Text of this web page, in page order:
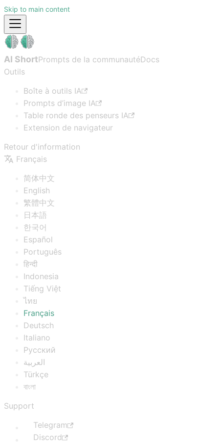
Skip to main content
AI ShortPrompts de la communautéDocs
Outils
Boîte à outils IA
Prompts d’image IA
Table ronde des penseurs IA
Extension de navigateur
Retour d'information
Français
简体中文
English
繁體中文
日本語
한국어
Español
Português
हिन्दी
Indonesia
Tiếng Việt
ไทย
Français
Deutsch
Italiano
Русский
العربية
Türkçe
বাংলা
Support
Telegram
Discord